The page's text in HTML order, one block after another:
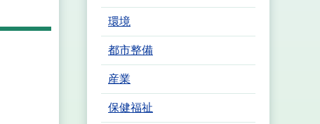
環境
都市整備
産業
保健福祉